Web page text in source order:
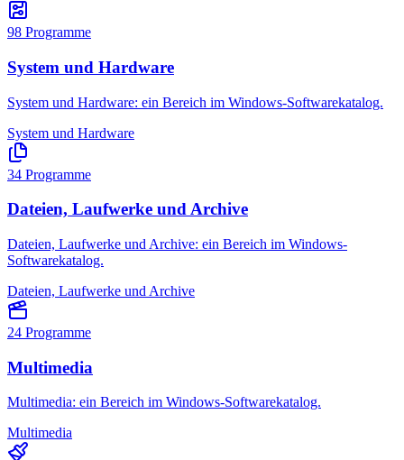
98 Programme
System und Hardware
System und Hardware: ein Bereich im Windows-Softwarekatalog.
System und Hardware
34 Programme
Dateien, Laufwerke und Archive
Dateien, Laufwerke und Archive: ein Bereich im Windows-
Softwarekatalog.
Dateien, Laufwerke und Archive
24 Programme
Multimedia
Multimedia: ein Bereich im Windows-Softwarekatalog.
Multimedia